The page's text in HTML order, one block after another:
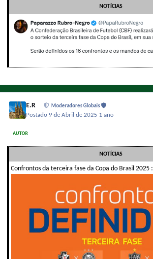
NOTÍCIAS
E.R Moderadores Globais
Postado 9 de Abril de 2025 1 ano
AUTOR
NOTÍCIAS
Confrontos da terceira fase da Copa do Brasil 2025 :